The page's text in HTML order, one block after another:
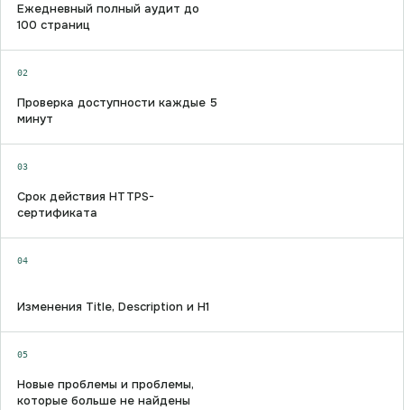
Ежедневный полный аудит до
100 страниц
02
Проверка доступности каждые 5
минут
03
Срок действия HTTPS-
сертификата
04
Изменения Title, Description и H1
05
Новые проблемы и проблемы,
которые больше не найдены